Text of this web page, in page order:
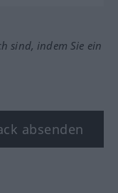
sind, indem Sie ein
absenden